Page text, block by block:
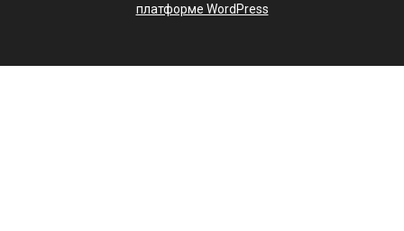
платформе WordPress